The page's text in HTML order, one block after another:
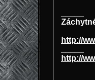
http://
http://